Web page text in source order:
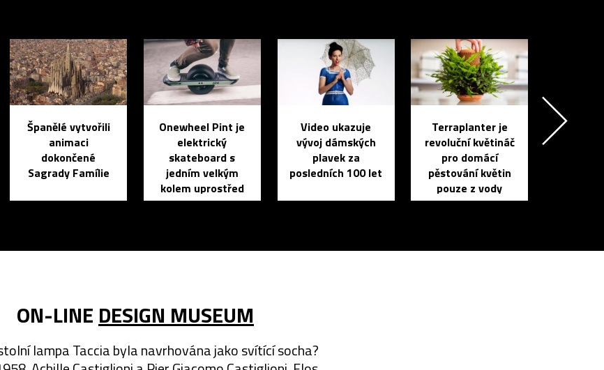
Španělé vytvořili
animaci
dokončené
Sagrady Famílie
Onewheel Pint je
elektrický
skateboard s
jedním velkým
kolem uprostřed
Video ukazuje
vývoj dámských
plavek za
posledních 100 let
Terraplanter je
revoluční květináč
pro domácí
pěstování květin
pouze z vody
ON-LINE DESIGN MUSEUM
lampa Taccia byla navrhována jako svítící socha?